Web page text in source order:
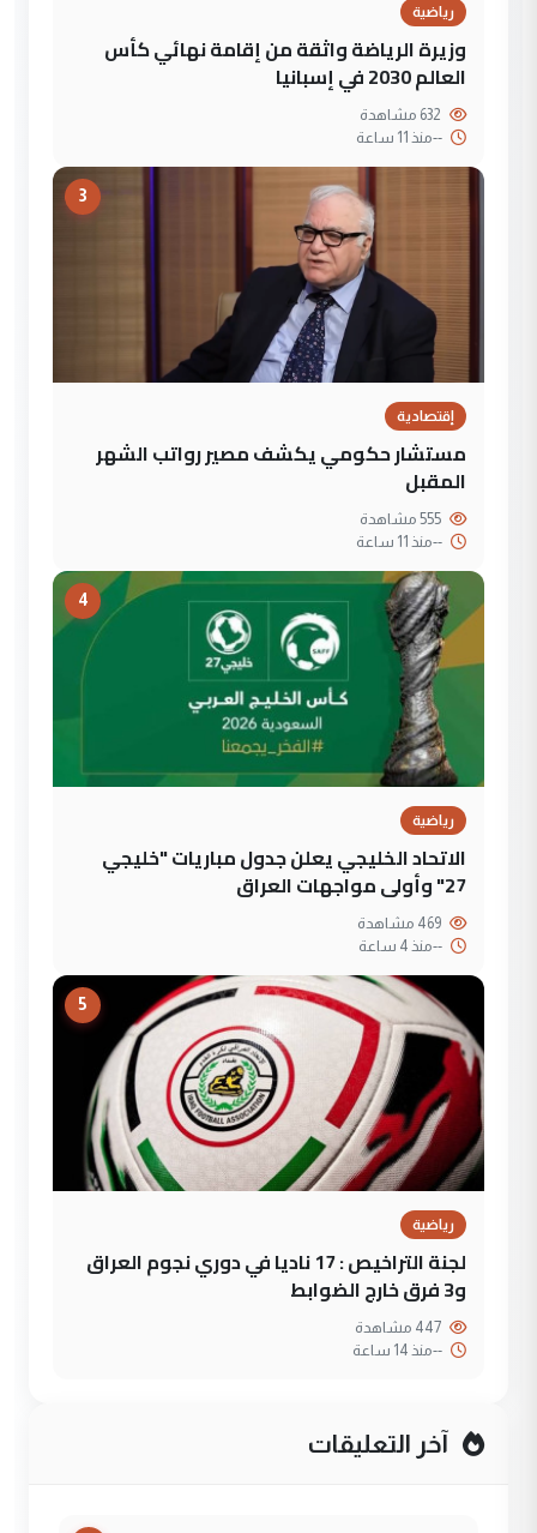
رياضية
وزيرة الرياضة واثقة من إقامة نهائي كأس
العالم 2030 في إسبانيا
--منذ 11 ساعة
3
إقتصادية
مستشار حكومي يكشف مصير رواتب الشهر
المقبل
--منذ 11 ساعة
4
رياضية
الاتحاد الخليجي يعلن جدول مباريات "خليجي
27" وأولى مواجهات العراق
--منذ 4 ساعة
5
رياضية
لجنة التراخيص : 17 ناديا في دوري نجوم العراق
و3 فرق خارج الضوابط
--منذ 14 ساعة
آخر التعليقات